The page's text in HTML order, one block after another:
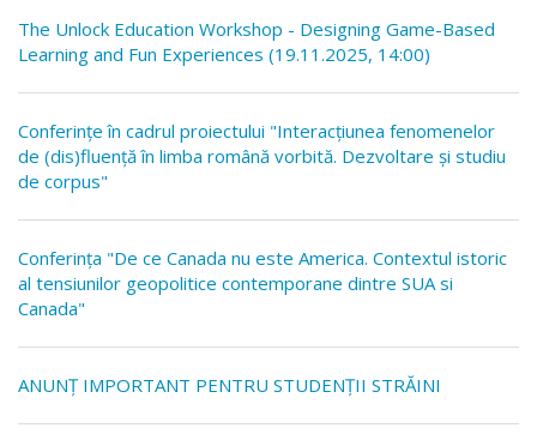
The Unlock Education Workshop - Designing Game-Based
Learning and Fun Experiences (19.11.2025, 14:00)
Conferințe în cadrul proiectului "Interacțiunea fenomenelor
de (dis)fluență în limba română vorbită. Dezvoltare și studiu
de corpus"
Conferința "De ce Canada nu este America. Contextul istoric
al tensiunilor geopolitice contemporane dintre SUA si
Canada"
ANUNȚ IMPORTANT PENTRU STUDENȚII STRĂINI